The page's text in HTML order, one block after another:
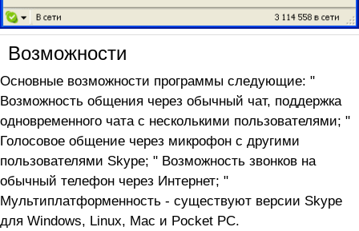
Возможности
Основные возможности программы следующие: "
Возможность общения через обычный чат, поддержка
одновременного чата с несколькими пользователями; "
Голосовое общение через микрофон с другими
пользователями Skype; " Возможность звонков на
обычный телефон через Интернет; "
Мультиплатформенность - существуют версии Skype
для Windows, Linux, Mac и Pocket PC.